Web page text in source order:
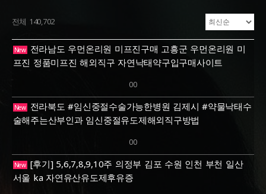
전체 140,702
New전라남도 우먼온리원 미프진구매 고흥군 우먼온리원 미
프진 정품미프진 해외직구 자연낙태약구입구매사이트
00
New전라북도 #임신중절수술가능한병원 김제시 #약물낙태수
술해주는산부인과 임신중절유도제해외직구방법
00
New[후기] 5,6,7,8,9,10주 의정부 김포 수원 인천 부천 일산
서울 ka 자연유산유도제후유증